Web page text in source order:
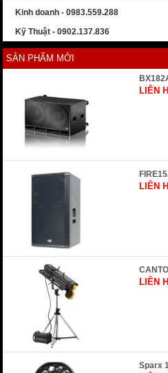
Kinh doanh - 0983.559.288
Kỹ Thuật - 0902.137.836
SẢN PHẨM MỚI
LIÊN
LIÊN
LIÊN
Sparx